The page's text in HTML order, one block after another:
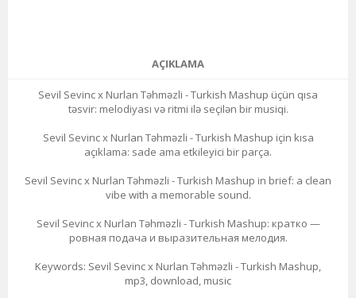
AÇIKLAMA
Sevil Sevinc x Nurlan Təhməzli - Turkish Mashup üçün qısa
təsvir: melodiyası və ritmi ilə seçilən bir musiqi.
Sevil Sevinc x Nurlan Təhməzli - Turkish Mashup için kısa
açıklama: sade ama etkileyici bir parça.
Sevil Sevinc x Nurlan Təhməzli - Turkish Mashup in brief: a clean
vibe with a memorable sound.
Sevil Sevinc x Nurlan Təhməzli - Turkish Mashup: кратко —
ровная подача и выразительная мелодия.
Keywords: Sevil Sevinc x Nurlan Təhməzli - Turkish Mashup,
mp3, download, music